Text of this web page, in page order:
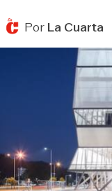
PorLa Cuarta